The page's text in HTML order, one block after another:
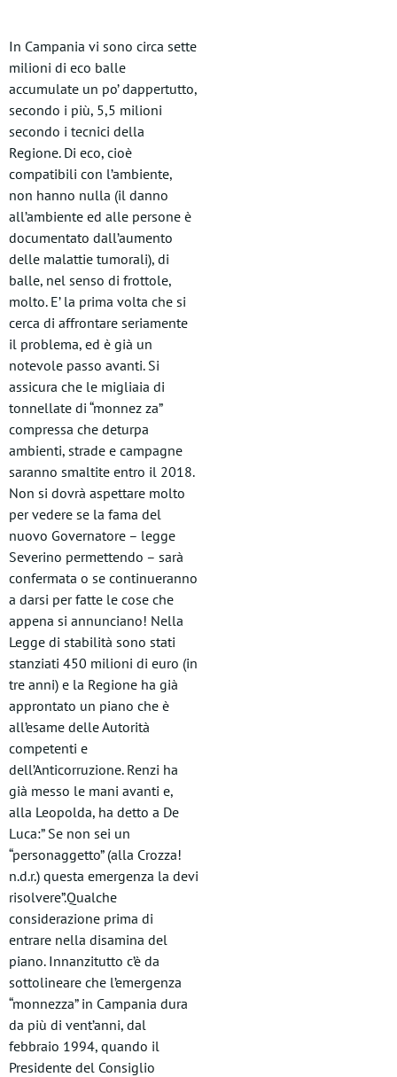
In Campania vi sono circa sette
milioni di eco balle
accumulate un po’ dappertutto,
secondo i più, 5,5 milioni
secondo i tecnici della
Regione. Di eco, cioè
compatibili con l’ambiente,
non hanno nulla (il danno
all’ambiente ed alle persone è
documentato dall’aumento
delle malattie tumorali), di
balle, nel senso di frottole,
molto. E’ la prima volta che si
cerca di affrontare seriamente
il problema, ed è già un
notevole passo avanti. Si
assicura che le migliaia di
tonnellate di “monnez za”
compressa che deturpa
ambienti, strade e campagne
saranno smaltite entro il 2018.
Non si dovrà aspettare molto
per vedere se la fama del
nuovo Governatore – legge
Severino permettendo – sarà
confermata o se continueranno
a darsi per fatte le cose che
appena si annunciano! Nella
Legge di stabilità sono stati
stanziati 450 milioni di euro (in
tre anni) e la Regione ha già
approntato un piano che è
all’esame delle Autorità
competenti e
dell’Anticorruzione. Renzi ha
già messo le mani avanti e,
alla Leopolda, ha detto a De
Luca:” Se non sei un
“personaggetto” (alla Crozza!
n.d.r.) questa emergenza la devi
risolvere”.Qualche
considerazione prima di
entrare nella disamina del
piano. Innanzitutto c’è da
sottolineare che l’emergenza
“monnezza” in Campania dura
da più di vent’anni, dal
febbraio 1994, quando il
Presidente del Consiglio